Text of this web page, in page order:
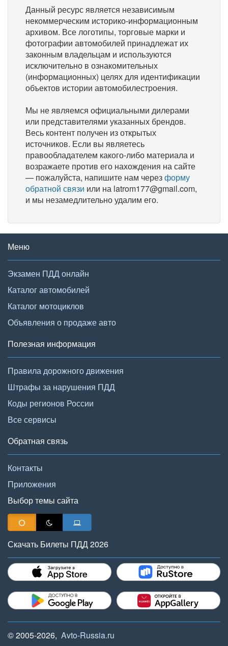
Данный ресурс является независимым
некоммерческим историко-информационным
архивом. Все логотипы, торговые марки и
фотографии автомобилей принадлежат их
законным владельцам и используются
исключительно в ознакомительных
(информационных) целях для идентификации
объектов истории автомобилестроения.
Мы не являемся официальными дилерами
или представителями указанных брендов.
Весь контент получен из открытых
источников. Если вы являетесь
правообладателем какого-либо материала и
возражаете против его нахождения на сайте
— пожалуйста, напишите нам черезформу
обратной связи или на latrom177@gmail.com,
и мы незамедлительно удалим его.
Меню
Экзамен ПДД онлайн
Каталог автомобилей
Каталог мотоциклов
Объявления о продаже авто
Полезная информация
Правила дорожного движения
Штрафы за нарушения ПДД
Коды регионов России
Все сервисы
Обратная связь
Контакты
Приложения
Выбор темы сайта
Скачать Билеты ПДД 2026
© 2005-2026, Avto-Russia.ru